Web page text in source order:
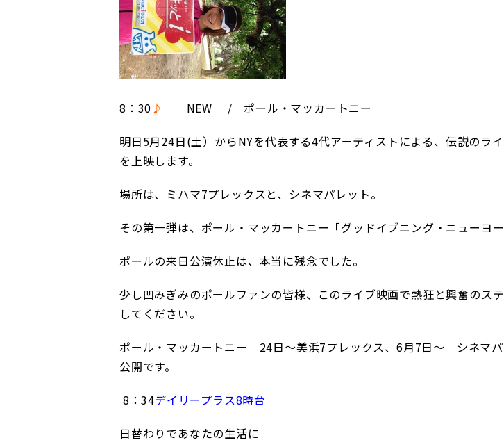
8：30 ♪ NEW / ポール・マッカートニー
明日5月24日(土）からNYを代表する4代アーティストによる、伝説のラ
を上映します。
場所は、 ミハマ7プレックスと、シネマパレット。
その第一弾は、ポール・マッカートニー「グッドイブニング・ニューヨー
ポールの来日公演休止は、本当に残念でした。
少し凹みぎみのポールファンの皆様、このライブ映画で熱狂と興奮のス
してください。
ポール・マッカートニー 24日～美浜7プレックス、6月7日～ シネマパ
公開です。
8：34デイリープラス8時台
日替わりであなたの生活に